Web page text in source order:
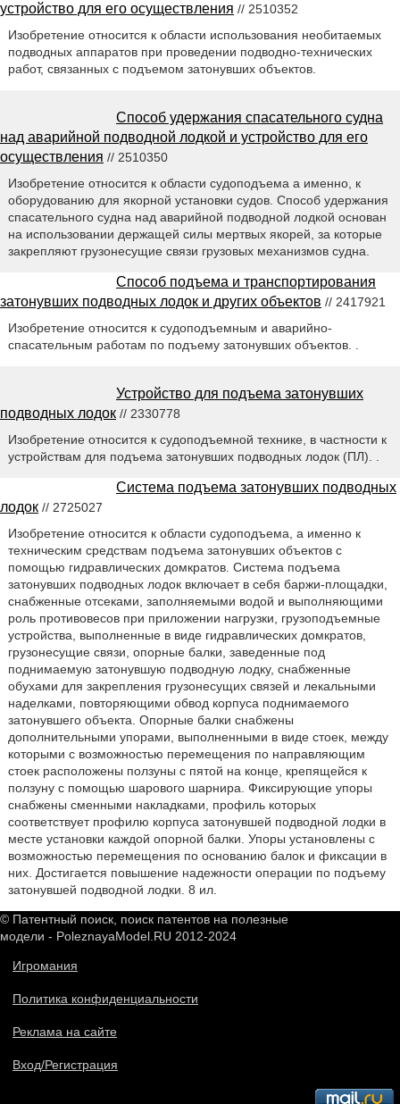
устройство для его осуществления // 2510352
Изобретение относится к области использования необитаемых
подводных аппаратов при проведении подводно-технических
работ, связанных с подъемом затонувших объектов.
Способ удержания спасательного судна
над аварийной подводной лодкой и устройство для его
осуществления // 2510350
Изобретение относится к области судоподъема а именно, к
оборудованию для якорной установки судов. Способ удержания
спасательного судна над аварийной подводной лодкой основан
на использовании держащей силы мертвых якорей, за которые
закрепляют грузонесущие связи грузовых механизмов судна.
Способ подъема и транспортирования
затонувших подводных лодок и других объектов // 2417921
Изобретение относится к судоподъемным и аварийно-
спасательным работам по подъему затонувших объектов. .
Устройство для подъема затонувших
подводных лодок // 2330778
Изобретение относится к судоподъемной технике, в частности к
устройствам для подъема затонувших подводных лодок (ПЛ). .
Система подъема затонувших подводных
лодок // 2725027
Изобретение относится к области судоподъема, а именно к
техническим средствам подъема затонувших объектов с
помощью гидравлических домкратов. Система подъема
затонувших подводных лодок включает в себя баржи-площадки,
снабженные отсеками, заполняемыми водой и выполняющими
роль противовесов при приложении нагрузки, грузоподъемные
устройства, выполненные в виде гидравлических домкратов,
грузонесущие связи, опорные балки, заведенные под
поднимаемую затонувшую подводную лодку, снабженные
обухами для закрепления грузонесущих связей и лекальными
наделками, повторяющими обвод корпуса поднимаемого
затонувшего объекта. Опорные балки снабжены
дополнительными упорами, выполненными в виде стоек, между
которыми с возможностью перемещения по направляющим
стоек расположены ползуны с пятой на конце, крепящейся к
ползуну с помощью шарового шарнира. Фиксирующие упоры
снабжены сменными накладками, профиль которых
соответствует профилю корпуса затонувшей подводной лодки в
месте установки каждой опорной балки. Упоры установлены с
возможностью перемещения по основанию балок и фиксации в
них. Достигается повышение надежности операции по подъему
затонувшей подводной лодки. 8 ил.
© Патентный поиск, поиск патентов на полезные
модели - PoleznayaModel.RU 2012-2024
Игромания
Политика конфиденциальности
Реклама на сайте
Вход/Регистрация